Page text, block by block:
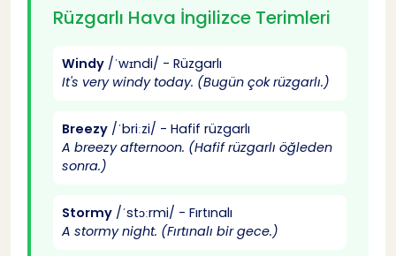
İngilizce Hava Durumu Günlük Konuşması
36 İnformal İngilizce Hava Durumu Konuşması
38 Formal İngilizce Hava Durumu Konuşması
İş Ortamında İngilizce Dialog
Rüzgarlı Hava İngilizce Terimleri
Windy /ˈwɪndi/ - Rüzgarlı
It's very windy today. (Bugün çok rüzgarlı.)
Breezy /ˈbriːzi/ - Hafif rüzgarlı
A breezy afternoon. (Hafif rüzgarlı öğleden
sonra.)
Stormy /ˈstɔːrmi/ - Fırtınalı
A stormy night. (Fırtınalı bir gece.)